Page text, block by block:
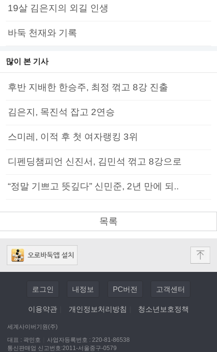
19살 김은지의 외길 인생
바둑 천재와 기록
많이 본 기사
후반 지배한 한승주, 최정 꺾고 8강 진출
김은지, 목진석 잡고 2연승
스미레, 이적 후 첫 여자랭킹 3위
디펜딩챔피언 신진서, 김민석 꺾고 8강으로
“정말 기쁘고 뜻깊다” 신민준, 2년 만에 되..
목록
로그인 내정보 PC버전 고객센터
이용약관 개인정보처리방침 청소년보호정책
세계사이버기원(주)
대표 : 곽민호
사업자등록번호 : 220-81-86538
통신판매업 신고번호:2011-서울중구-0579